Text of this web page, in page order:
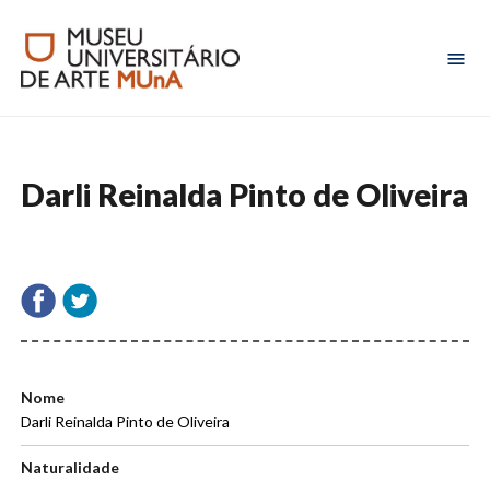
Darli Reinalda Pinto de Oliveira
Nome
Darli Reinalda Pinto de Oliveira
Naturalidade